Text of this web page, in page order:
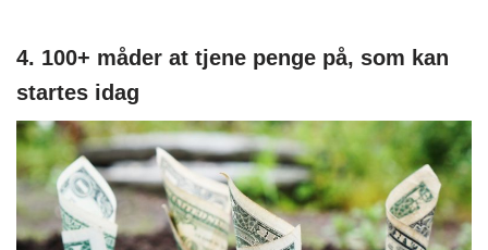
4. 100+ måder at tjene penge på, som kan
startes idag